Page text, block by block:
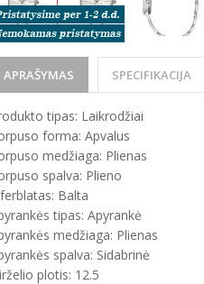
APRAŠYMAS SPECIFIKACIJA
tipas: Laikrodžiai
forma: Apvalus
medžiaga: Plienas
spalva: Plieno
Balta
tipas: Apyrankė
medžiaga: Plienas
spalva: Sidabrinė
plotis: 12.5